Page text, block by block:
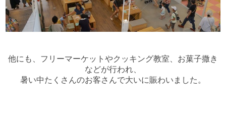
他にも、フリーマーケットやクッキング教室、お菓子撒き
などが行われ、
暑い中たくさんのお客さんで大いに賑わいました。